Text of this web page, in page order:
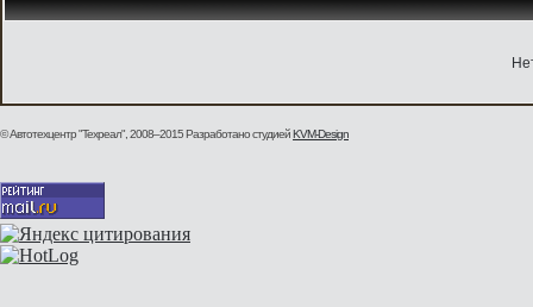
© Автотехцентр "Техреал", 2008–2015Разработано студиейKVM-Design